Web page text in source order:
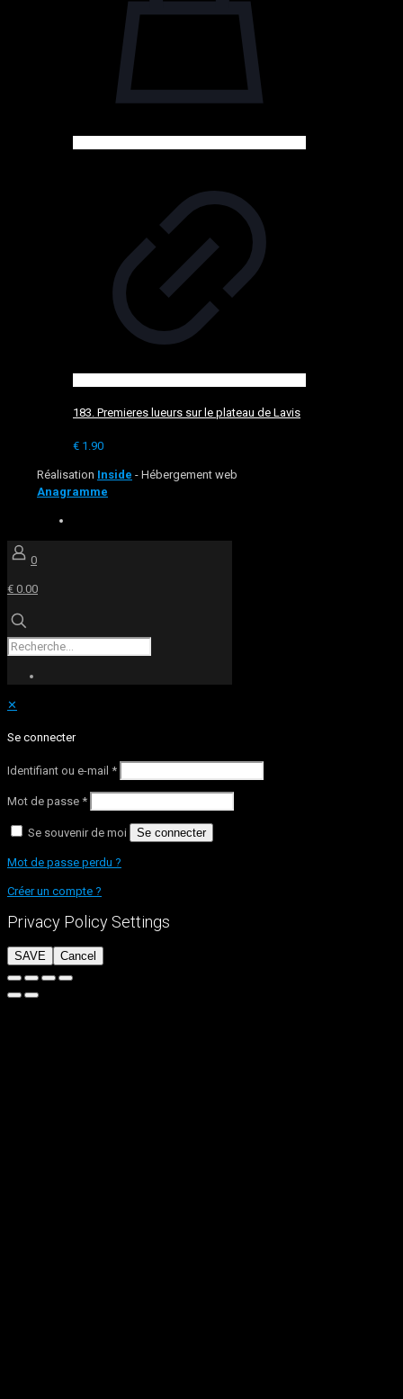
183. Premieres lueurs sur le plateau de Lavis
€ 1.90
Réalisation Inside - Hébergement web
Anagramme
0
€ 0.00
✕
Se connecter
Identifiant ou e-mail *
Mot de passe *
Se souvenir de moi Se connecter
Mot de passe perdu ?
Créer un compte ?
Privacy Policy Settings
SAVE Cancel